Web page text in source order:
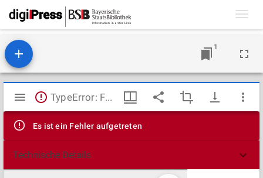
1
Mirador
Viewer
TypeError: Failed to fetch
Es ist ein Fehler aufgetreten
Technische Details